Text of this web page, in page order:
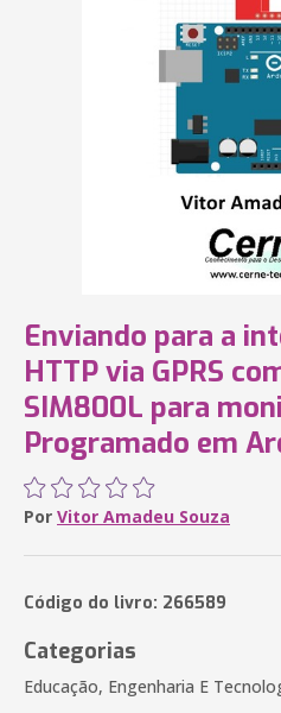
Enviando para a
HTTP via GPRS
SIM800L para
Programado em
Por Vitor Amadeu Souza
Código do livro: 266589
Categorias
Educação, Engenharia E